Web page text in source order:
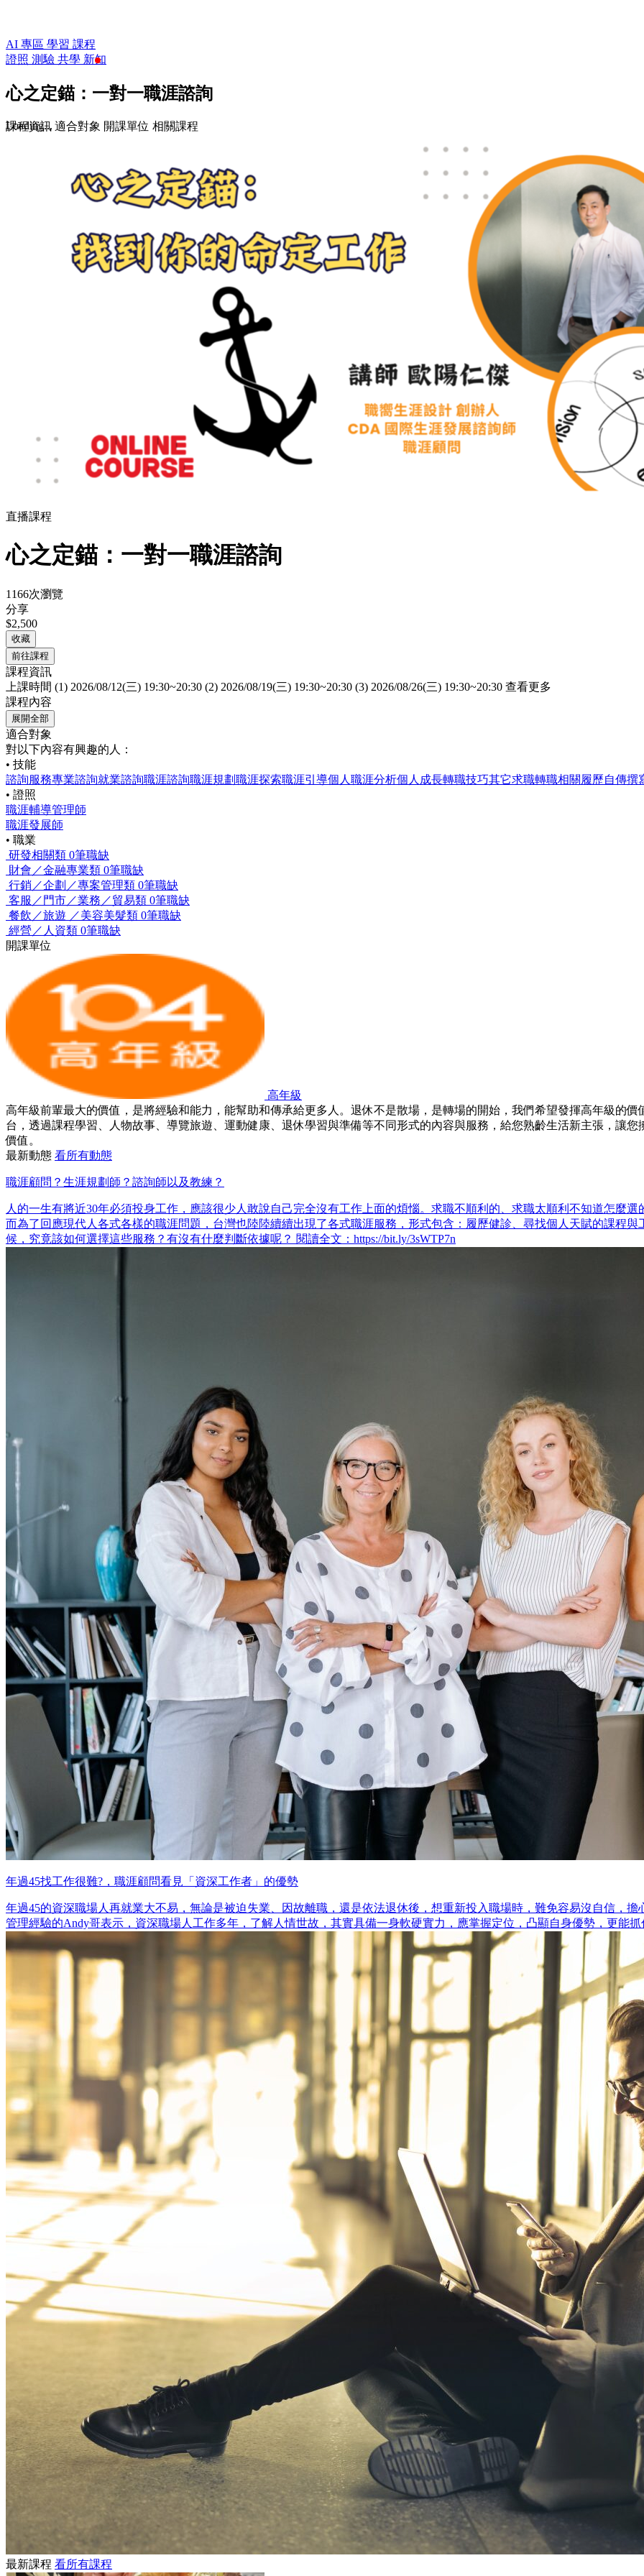
AI 專區 學習 課程
證照 測驗 共學 新知
心之定錨：一對一職涯諮詢
課程資訊 適合對象 開課單位 相關課程
Loading...
直播課程
心之定錨：一對一職涯諮詢
1166次瀏覽
分享
$2,500
收藏
前往課程
課程資訊
上課時間 (1) 2026/08/12(三) 19:30~20:30 (2) 2026/08/19(三) 19:30~20:30 (3) 2026/08/26(三) 19:30~20:30 查看更多
課程內容
展開全部
適合對象
對以下內容有興趣的人：
• 技能
諮詢服務專業諮詢就業諮詢職涯諮詢職涯規劃職涯探索職涯引導個人職涯分析個人成長轉職技巧其它求職轉職相關 履歷自傳撰
• 證照
職涯輔導管理師
職涯發展師
• 職業
研發相關類 0筆職缺
財會／金融專業類 0筆職缺
行銷／企劃／專案管理類 0筆職缺
客服／門市／業務／貿易類 0筆職缺
餐飲／旅遊 ／美容美髮類 0筆職缺
經營／人資類 0筆職缺
開課單位
高年級
高年級前輩最大的價值，是將經驗和能力，能幫助和傳承給更多人。退休不是散場，是轉場的開始，我們希望發揮高年級的價
台，透過課程學習、人物故事、導覽旅遊、運動健康、退休學習與準備等不同形式的內容與服務，給您熟齡生活新主張，讓
價值。
最新動態 看所有動態
職涯顧問？生涯規劃師？諮詢師以及教練？
人的一生有將近30年必須投身工作，應該很少人敢說自己完全沒有工作上面的煩惱。求職不順利的、求職太順利不知道怎麼
而為了回應現代人各式各樣的職涯問題，台灣也陸陸續續出現了各式職涯服務，形式包含：履歷健診、尋找個人天賦的課程
候，究竟該如何選擇這些服務？有沒有什麼判斷依據呢？ 閱讀全文：https://bit.ly/3sWTP7n
年過45找工作很難?，職涯顧問看見「資深工作者」的優勢
年過45的資深職場人再就業大不易，無論是被迫失業、因故離職，還是依法退休後，想重新投入職場時，難免容易沒自信，
管理經驗的Andy哥表示，資深職場人工作多年，了解人情世故，其實具備一身軟硬實力，應掌握定位，凸顯自身優勢，更能抓
最新課程 看所有課程